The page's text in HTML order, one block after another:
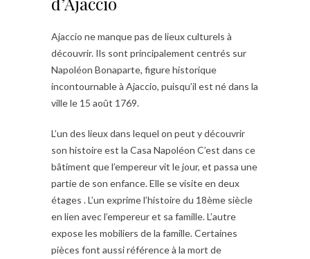
Ajaccio ne manque pas de lieux culturels à
découvrir. Ils sont principalement centrés sur
Napoléon Bonaparte, figure historique
incontournable à Ajaccio, puisqu’il est né dans la
ville le 15 août 1769.
L’un des lieux dans lequel on peut y découvrir
son histoire est la Casa Napoléon C’est dans ce
bâtiment que l’empereur vit le jour, et passa une
partie de son enfance. Elle se visite en deux
étages . L’un exprime l’histoire du 18ème siècle
en lien avec l’empereur et sa famille. L’autre
expose les mobiliers de la famille. Certaines
pièces font aussi référence à la mort de